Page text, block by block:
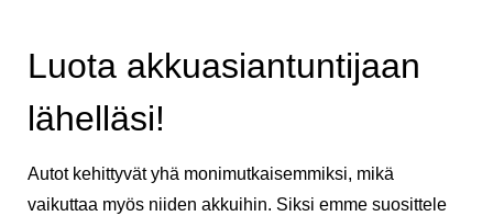
Luota akkuasiantuntijaan
lähelläsi!
Autot kehittyvät yhä monimutkaisemmiksi, mikä
vaikuttaa myös niiden akkuihin. Siksi emme suosittele